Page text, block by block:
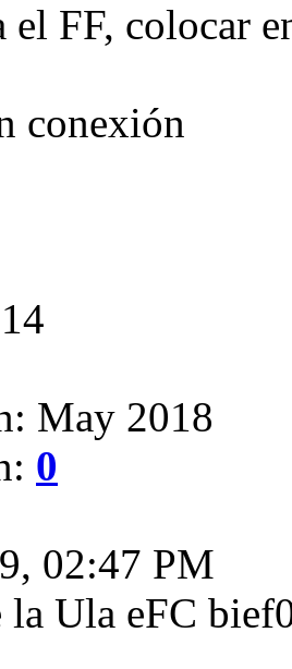
el FF, colocar
May 2018
0
02:47 PM
la Ula eFC